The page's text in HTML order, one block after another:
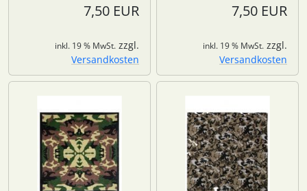
7,50 EUR
inkl. 19 % MwSt. zzgl.
Versandkosten
7,50 EUR
inkl. 19 % MwSt. zzgl.
Versandkosten